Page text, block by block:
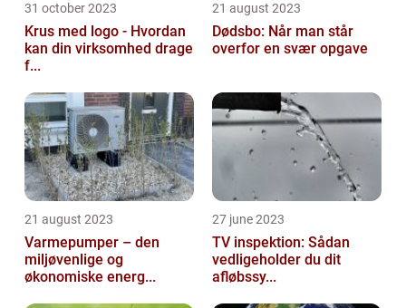
31 october 2023
Krus med logo - Hvordan
kan din virksomhed drage
f...
21 august 2023
Dødsbo: Når man står
overfor en svær opgave
21 august 2023
Varmepumper – den
miljøvenlige og
økonomiske energ...
27 june 2023
TV inspektion: Sådan
vedligeholder du dit
afløbssy...